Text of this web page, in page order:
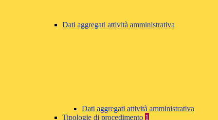
Dati aggregati attività amministrativa
Dati aggregati attività amministrativa
Tipologie di procedimento 1